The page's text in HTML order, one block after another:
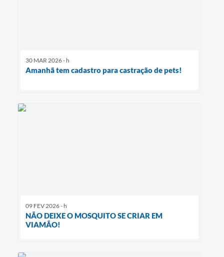
30 MAR 2026 - h
Amanhã tem cadastro para castração de pets!
09 FEV 2026 - h
NÃO DEIXE O MOSQUITO SE CRIAR EM
VIAMÃO!